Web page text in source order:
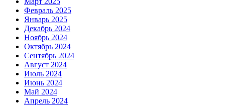
Февраль 2025
Январь 2025
Декабрь 2024
Ноябрь 2024
Октябрь 2024
Сентябрь 2024
Август 2024
Июль 2024
Июнь 2024
Май 2024
Апрель 2024